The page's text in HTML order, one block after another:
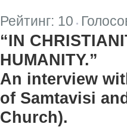
Рейтинг: 10 |
“IN
HUMANITY.”
An interview
of Samtavisi
Church).